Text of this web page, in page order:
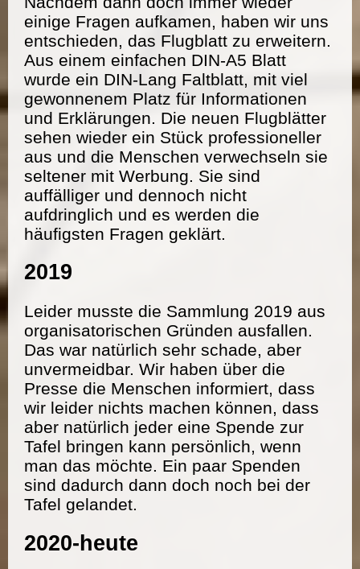
einige Fragen aufkamen, haben wir uns
entschieden, das Flugblatt zu erweitern.
Aus einem einfachen DIN-A5 Blatt
wurde ein DIN-Lang Faltblatt, mit viel
gewonnenem Platz für Informationen
und Erklärungen. Die neuen Flugblätter
sehen wieder ein Stück professioneller
aus und die Menschen verwechseln sie
seltener mit Werbung. Sie sind
auffälliger und dennoch nicht
aufdringlich und es werden die
häufigsten Fragen geklärt.
2019
Leider musste die Sammlung 2019 aus
organisatorischen Gründen ausfallen.
Das war natürlich sehr schade, aber
unvermeidbar. Wir haben über die
Presse die Menschen informiert, dass
wir leider nichts machen können, dass
aber natürlich jeder eine Spende zur
Tafel bringen kann persönlich, wenn
man das möchte. Ein paar Spenden
sind dadurch dann doch noch bei der
Tafel gelandet.
2020-heute